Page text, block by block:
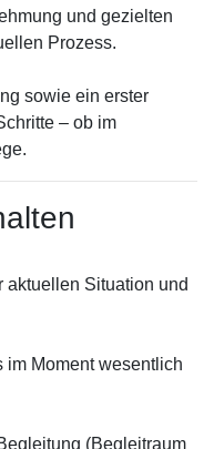
und gezielten
Prozess.
sowie ein erster
– ob im
aktuellen Situation und
im Moment wesentlich
(Begleitraum